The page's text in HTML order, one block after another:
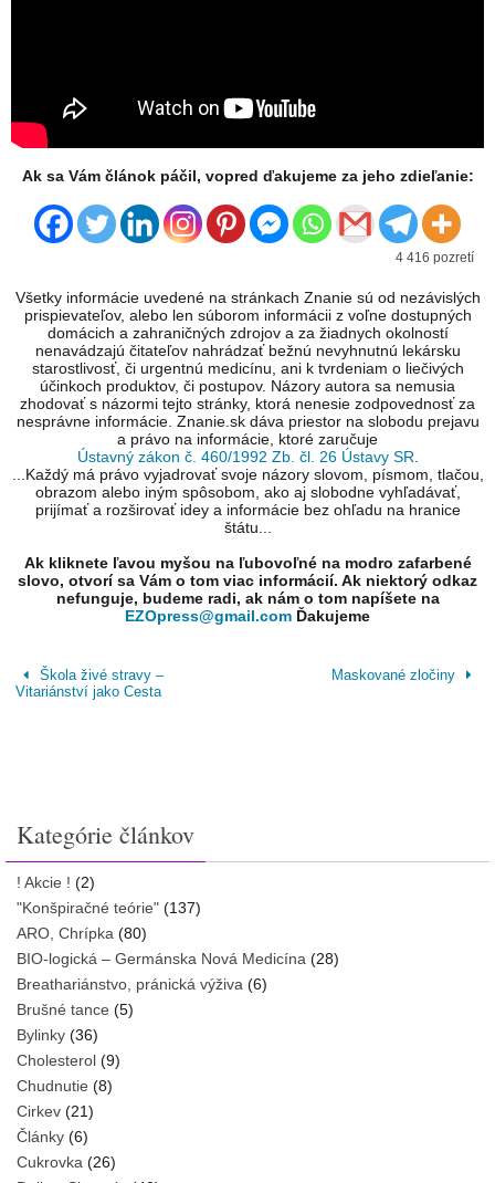
Ak sa Vám článok páčil, vopred ďakujeme za jeho zdieľanie:
4 416 pozretí
Všetky informácie uvedené na stránkach Znanie sú od nezávislých
prispievateľov, alebo len súborom informácii z voľne dostupných
domácich a zahraničných zdrojov a za žiadnych okolností
nenavádzajú čitateľov nahrádzať bežnú nevyhnutnú lekársku
starostlivosť, či urgentnú medicínu, ani k tvrdeniam o liečivých
účinkoch produktov, či postupov. Názory autora sa nemusia
zhodovať s názormi tejto stránky, ktorá nenesie zodpovednosť za
nesprávne informácie. Znanie.sk dáva priestor na slobodu prejavu
a právo na informácie, ktoré zaručuje
Ústavný zákon č. 460/1992 Zb. čl. 26 Ústavy SR
...Každý má právo vyjadrovať svoje názory slovom, písmom, tlačou,
obrazom alebo iným spôsobom, ako aj slobodne vyhľadávať,
prijímať a rozširovať idey a informácie bez ohľadu na hranice
štátu...
Ak kliknete ľavou myšou na ľubovoľné na modro zafarbené
slovo, otvorí sa Vám o tom viac informácií. Ak niektorý odkaz
nefunguje, budeme radi, ak nám o tom napíšete na
EZOpress@gmail.com Ďakujeme
Škola živé stravy –
Vitariánství jako Cesta
Maskované zločiny
Kategórie článkov
! Akcie ! (2)
"Konšpiračné teórie" (137)
ARO, Chrípka (80)
BIO-logická – Germánska Nová Medicína (28)
Breathariánstvo, pránická výživa (6)
Brušné tance (5)
Bylinky (36)
Cholesterol (9)
Chudnutie (8)
Cirkev (21)
Články (6)
Cukrovka (26)